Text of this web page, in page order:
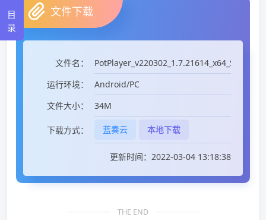
文件下载
文件名：
运行环境：
Android/PC
文件大小：
34M
下载方式： 蓝奏云 本地下载
更新时间：2022-03-04 13:18:38
THE END
目
录